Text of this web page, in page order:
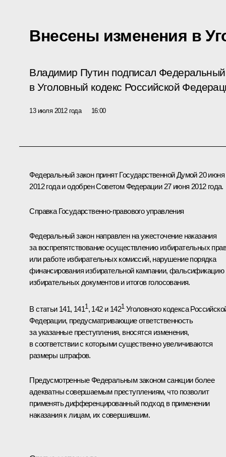
Внесены изменения в
Владимир Путин подписал
в Уголовный кодекс Российской
13 июля 2012 года 16:00
Федеральный закон принят Государственной Думой 20 июня
2012 года и одобрен Советом Федерации 27 июня 2012 года.
Справка Государственно-правового управления
Федеральный закон направлен на ужесточение наказания
за воспрепятствование осуществлению избирательных прав
или работе избирательных комиссий, нарушение порядка
финансирования избирательной кампании, фальсификацию
избирательных документов и итогов голосования.
В статьи 141, 1411, 142 и 1421Уголовного кодекса
Федерации, предусматривающие ответственность
за указанные преступления, вносятся изменения,
в соответствии с которыми существенно увеличиваются
размеры штрафов.
Предусмотренные Федеральным законом санкции более
адекватны совершаемым преступлениям, что позволит
применять дифференцированный подход в применении
наказания к лицам, их совершившим.